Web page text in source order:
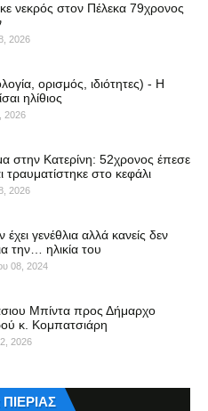
νεκρός στον Πέλεκα 79χρονος
2026
ορισμός, ιδιότητες) - Η
ηλίθιος
2026
στην Κατερίνη: 52χρονος έπεσε
στο κεφάλι
2026
γενέθλια αλλά κανείς δεν
την… ηλικία του
08, 2024
Μπίντα προς Δήμαρχο
κ. Κομπατσιάρη
2026